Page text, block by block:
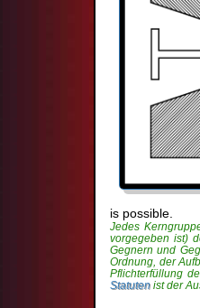
is possible.
Jedes
vorgegeben ist)
Gegnern und
Ordnung, der
Pflichterfüllung
Statuten ist der